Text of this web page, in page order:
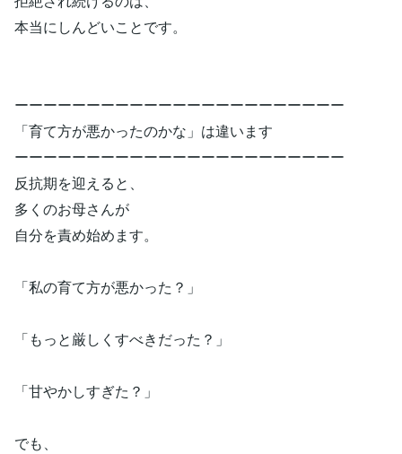
本当にしんどいことです。
ーーーーーーーーーーーーーーーーーーーーーーー
「育て方が悪かったのかな」は違います
ーーーーーーーーーーーーーーーーーーーーーーー
反抗期を迎えると、
多くのお母さんが
自分を責め始めます。
「私の育て方が悪かった？」
「もっと厳しくすべきだった？」
「甘やかしすぎた？」
でも、